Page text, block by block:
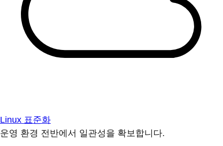
Linux 표준화
운영 환경 전반에서 일관성을 확보합니다.